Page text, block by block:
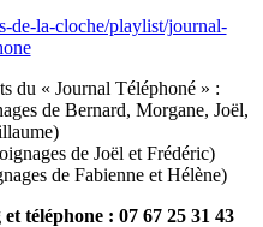
de-la-cloche/playlist/journal-
du « Journal Téléphoné » :
de Bernard, Morgane, Joël,
de Joël et Frédéric)
de Fabienne et Hélène)
téléphone : 07 67 25 31 43